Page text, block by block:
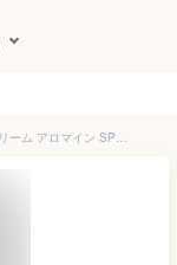
MAMA BUTTER(ママバター) UVバリアモイストクリーム アロマイン SPF27 PA++ 45g / ハーブの香り/ 虫除け